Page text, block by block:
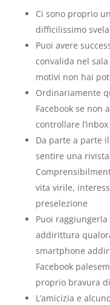
Ci sono proprio
difficilissimo
Puoi avere
convalida nel
motivi non hai
Ordinariamente
Facebook se non
controllare l’inbox
Da parte a parte
sentire una
vita virile,
preselezione
Puoi
addirittura
smartphone
Facebook
proprio bravura
L’amicizia e